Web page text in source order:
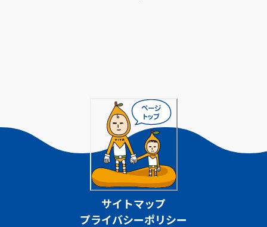
サイトマップ
プライバシーポリシー